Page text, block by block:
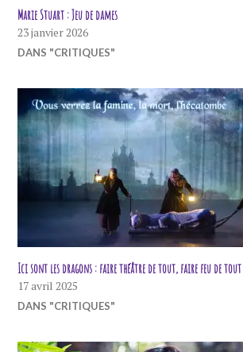
Marie Stuart : Jeu de dames
23 janvier 2026
DANS "CRITIQUES"
Ici sont les dragons : faire théâtre de tout, faire feu de
17 avril 2025
DANS "CRITIQUES"